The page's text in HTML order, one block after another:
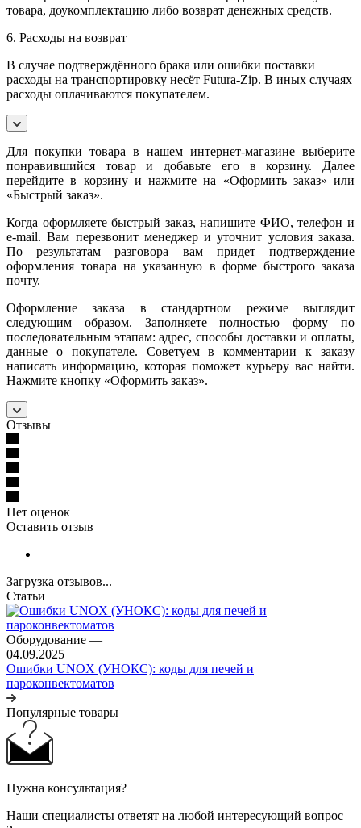
товара, доукомплектацию либо возврат денежных средств.
6. Расходы на возврат
В случае подтверждённого брака или ошибки поставки
расходы на транспортировку несёт Futura-Zip. В иных случаях
расходы оплачиваются покупателем.
Для покупки товара в нашем интернет-магазине выберите
понравившийся товар и добавьте его в корзину. Далее
перейдите в корзину и нажмите на «Оформить заказ» или
«Быстрый заказ».
Когда оформляете быстрый заказ, напишите ФИО, телефон и
e-mail. Вам перезвонит менеджер и уточнит условия заказа.
По результатам разговора вам придет подтверждение
оформления товара на указанную в форме быстрого заказа
почту.
Оформление заказа в стандартном режиме выглядит
следующим образом. Заполняете полностью форму по
последовательным этапам: адрес, способы доставки и оплаты,
данные о покупателе. Советуем в комментарии к заказу
написать информацию, которая поможет курьеру вас найти.
Нажмите кнопку «Оформить заказ».
Отзывы
Нет оценок
Оставить отзыв
Загрузка отзывов...
Статьи
Оборудование —
04.09.2025
Ошибки UNOX (УНОКС): коды для печей и
пароконвектоматов
Популярные товары
Нужна консультация?
Наши специалисты ответят на любой интересующий вопрос